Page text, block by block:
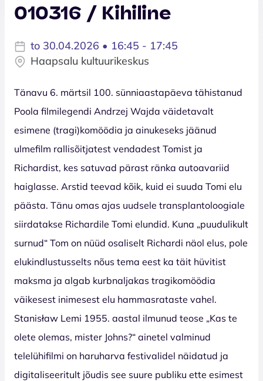
010316 / Kihiline
to 30.04.2026 • 16:45 - 17:45
Haapsalu kultuurikeskus
Tänavu 6. märtsil 100. sünniaastapäeva tähistanud
Poola filmilegendi Andrzej Wajda väidetavalt
esimene (tragi)komöödia ja ainukeseks jäänud
ulmefilm rallisõitjatest vendadest Tomist ja
Richardist, kes satuvad pärast ränka autoavariid
haiglasse. Arstid teevad kõik, kuid ei suuda Tomi elu
päästa. Tänu omas ajas uudsele transplantoloogiale
siirdatakse Richardile Tomi elundid. Kuna „puudulikult
surnud“ Tom on nüüd osaliselt Richardi näol elus, pole
elukindlustusselts nõus tema eest ka täit hüvitist
maksma ja algab kurbnaljakas tragikomöödia
väikesest inimesest elu hammasrataste vahel.
Stanisław Lemi 1955. aastal ilmunud teose „Kas te
olete olemas, mister Johns?“ ainetel valminud
telelühifilmi on haruharva festivalidel näidatud ja
digitaliseeritult jõudis see suure publiku ette esimest